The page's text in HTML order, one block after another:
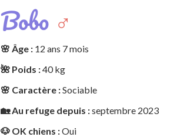
Bobo ♂️
🌸 Âge :12 ans 7 mois
🌺 Poids :40 kg
🌸 Caractère :Sociable
🏡 Au refuge depuis :septembre 2023
🐶 OK chiens :Oui